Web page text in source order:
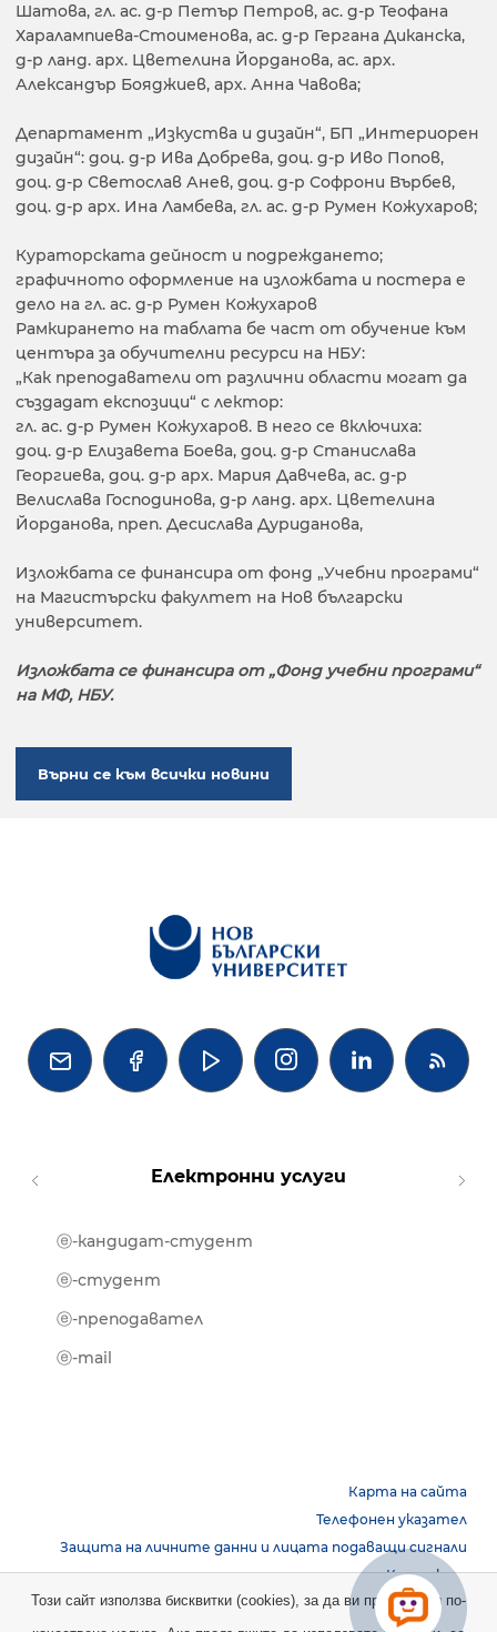
Шатова, гл. ас. д-р Петър Петров, ас. д-р Теофана
Харалампиева-Стоименова, ас. д-р Гергана Диканска,
д-р ланд. арх. Цветелина Йорданова, ас. арх.
Александър Бояджиев, арх. Анна Чавова;
Департамент „Изкуства и дизайн“, БП „Интериорен
дизайн“: доц. д-р Ива Добрева, доц. д-р Иво Попов,
доц. д-р Светослав Анев, доц. д-р Софрони Върбев,
доц. д-р арх. Ина Ламбева, гл. ас. д-р Румен Кожухаров;
Кураторската дейност и подреждането;
графичното оформление на изложбата и постера е
дело на гл. ас. д-р Румен Кожухаров
Рамкирането на таблата бе част от обучение към
центъра за обучителни ресурси на НБУ:
„Как преподаватели от различни области могат да
създадат експозици“ с лектор:
гл. ас. д-р Румен Кожухаров. В него се включиха:
доц. д-р Елизавета Боева, доц. д-р Станислава
Георгиева, доц. д-р арх. Мария Давчева, ас. д-р
Велислава Господинова, д-р ланд. арх. Цветелина
Йорданова, преп. Десислава Дуриданова,
Изложбата се финансира от фонд „Учебни програми“
на Магистърски факултет на Нов български
университет.
Изложбата се финансира от „Фонд учебни програми“
на МФ, НБУ.
Върни се към всички новини
   
Електронни услуги
ⓔ-кандидат-студент
ⓔ-студент
ⓔ-преподавател
ⓔ-mail
Карта на сайта
Телефонен указател
Защита на личните данни и лицата подаващи сигнали
Контакти
Този сайт използва бисквитки (cookies), за да ви предостави по-